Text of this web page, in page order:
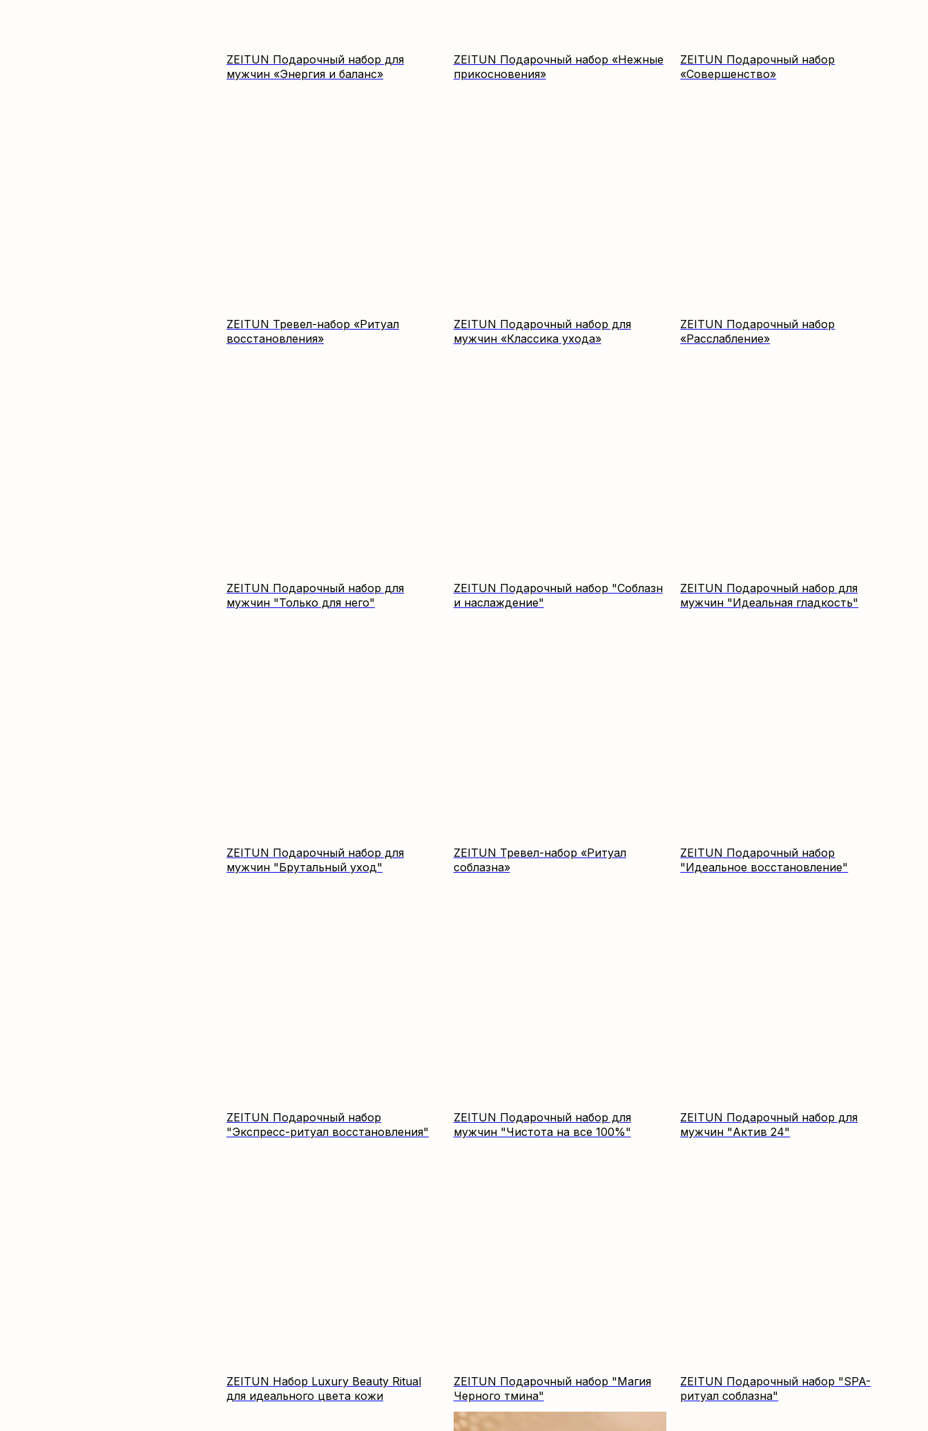
ZEITUN Подарочный набор для
мужчин «Энергия и баланс»
ZEITUN Подарочный набор «Нежные
прикосновения»
ZEITUN Подарочный набор
«Совершенство»
ZEITUN Тревел-набор «Ритуал
восстановления»
ZEITUN Подарочный набор для
мужчин «Классика ухода»
ZEITUN Подарочный набор
«Расслабление»
ZEITUN Подарочный набор для
мужчин "Только для него"
ZEITUN Подарочный набор "Соблазн
и наслаждение"
ZEITUN Подарочный набор для
мужчин "Идеальная гладкость"
ZEITUN Подарочный набор для
мужчин "Брутальный уход"
ZEITUN Тревел-набор «Ритуал
соблазна»
ZEITUN Подарочный набор
"Идеальное восстановление"
ZEITUN Подарочный набор
"Экспресс-ритуал восстановления"
ZEITUN Подарочный набор для
мужчин "Чистота на все 100%"
ZEITUN Подарочный набор для
мужчин "Актив 24"
ZEITUN Набор Luxury Beauty Ritual
для идеального цвета кожи
ZEITUN Подарочный набор "Магия
Черного тмина"
ZEITUN Подарочный набор "SPA-
ритуал соблазна"